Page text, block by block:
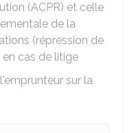
(ACPR) et celle
de la
(répression de
cas de litige
sur la